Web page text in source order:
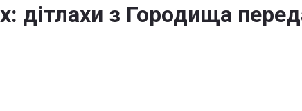
дітлахи з Городища